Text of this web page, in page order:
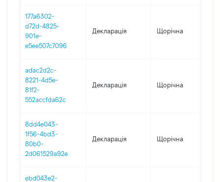
177a6302-
d72d-4825-
901e-
e5ee507c7096
Декларація Щорічна
adac2d2c-
8221-4d5e-
81f2-
552accfda62c
Декларація Щорічна
8dd4e043-
1f56-4bd3-
80b0-
2d061529a92e
Декларація Щорічна
ebd043e2-